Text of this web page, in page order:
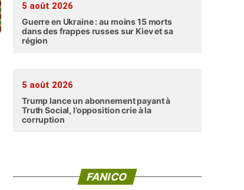
5 août 2026
Guerre en Ukraine : au moins 15 morts
dans des frappes russes sur Kiev et sa
région
5 août 2026
Trump lance un abonnement payant à
Truth Social, l’opposition crie à la
corruption
FANICO